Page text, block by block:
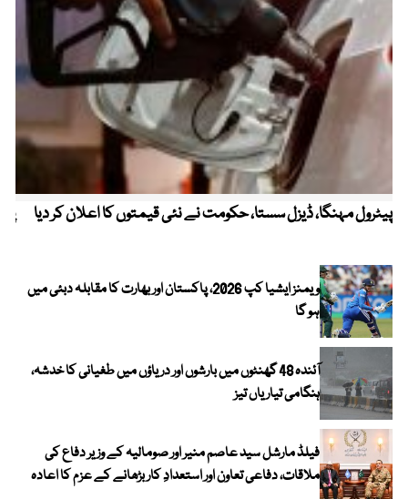
پیٹرول مہنگا، ڈیزل سستا، حکومت نے نئی قیمتوں کا اعلان کر دیا
ویمنز ایشیا کپ 2026، پاکستان اور بھارت کا مقابلہ دبئی میں
ہو گا
آئندہ 48 گھنٹوں میں بارشوں اور دریاؤں میں طغیانی کا خدشہ،
ہنگامی تیاریاں تیز
فیلڈ مارشل سید عاصم منیر اور صومالیہ کے وزیر دفاع کی
ملاقات، دفاعی تعاون اور استعدادِ کار بڑھانے کے عزم کا اعادہ